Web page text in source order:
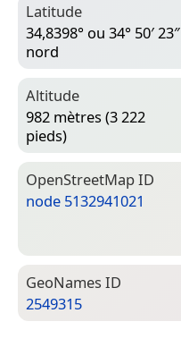
Latitude
34,8398° ou 34° 50′ 23″
nord
Altitude
982 mètres (3 222
pieds)
Open­Street­Map ID
node 5132941021
Geo­Names ID
2549315